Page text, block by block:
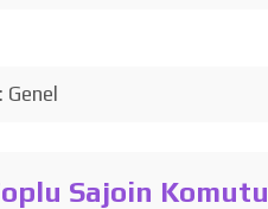
Genel
Sajoin Komutu